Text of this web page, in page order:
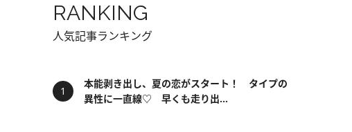
RANKING
人気記事ランキング
本能剥き出し、夏の恋がスタート！ タイプの
異性に一直線♡ 早くも走り出...